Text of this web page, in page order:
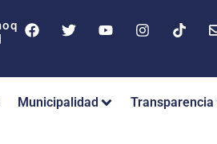
Municipalidad Transparencia